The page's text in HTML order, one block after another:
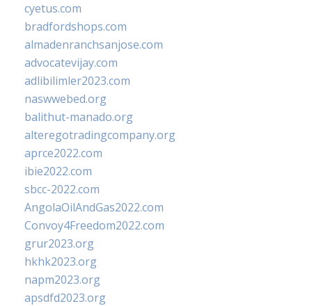
cyetus.com
bradfordshops.com
almadenranchsanjose.com
advocatevijay.com
adlibilimler2023.com
naswwebed.org
balithut-manado.org
alteregotradingcompany.org
aprce2022.com
ibie2022.com
sbcc-2022.com
AngolaOilAndGas2022.com
Convoy4Freedom2022.com
grur2023.org
hkhk2023.org
napm2023.org
apsdfd2023.org